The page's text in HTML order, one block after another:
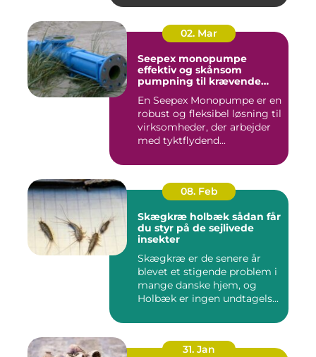
02. Mar
Seepex monopumpe
effektiv og skånsom
pumpning til krævende
En Seepex Monopumpe er en
robust og fleksibel løsning til
virksomheder, der arbejder
med tyktflydend...
08. Feb
Skægkræ holbæk sådan får
du styr på de sejlivede
insekter
Skægkræ er de senere år
blevet et stigende problem i
mange danske hjem, og
Holbæk er ingen undtagels...
31. Jan